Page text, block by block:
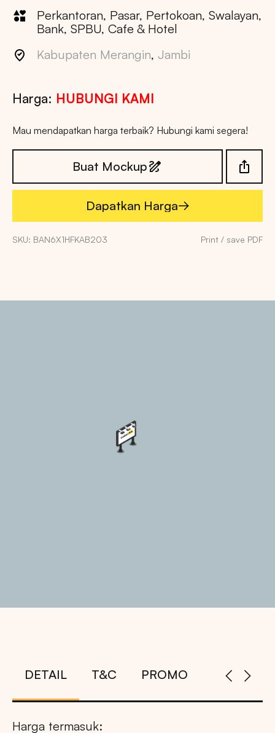
Perkantoran, Pasar, Pertokoan, Swalayan,
Bank, SPBU, Cafe & Hotel
Kabupaten Merangin, Jambi
Harga: HUBUNGI KAMI
Mau mendapatkan harga terbaik? Hubungi kami segera!
Buat Mockup
Dapatkan Harga
Dapatkan Harga
SKU: BAN6X1HFKAB203 Print / save PDF
DETAIL T&C PROMO
Harga termasuk: